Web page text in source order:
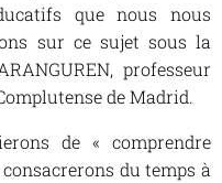
que nous nous
sur ce sujet sous la
professeur
de Madrid.
de « comprendre
du temps à